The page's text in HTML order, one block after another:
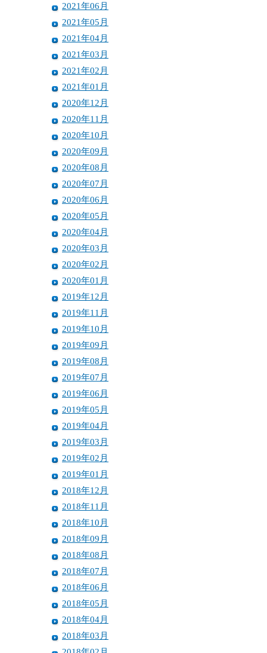
2021年06月
2021年05月
2021年04月
2021年03月
2021年02月
2021年01月
2020年12月
2020年11月
2020年10月
2020年09月
2020年08月
2020年07月
2020年06月
2020年05月
2020年04月
2020年03月
2020年02月
2020年01月
2019年12月
2019年11月
2019年10月
2019年09月
2019年08月
2019年07月
2019年06月
2019年05月
2019年04月
2019年03月
2019年02月
2019年01月
2018年12月
2018年11月
2018年10月
2018年09月
2018年08月
2018年07月
2018年06月
2018年05月
2018年04月
2018年03月